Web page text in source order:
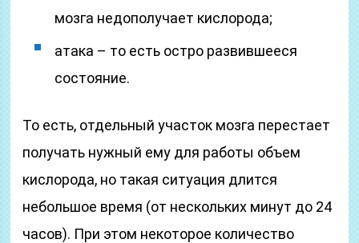
мозга недополучает кислорода;
атака – то есть остро развившееся
состояние.
То есть, отдельный участок мозга перестает
получать нужный ему для работы объем
кислорода, но такая ситуация длится
небольшое время (от нескольких минут до 24
часов). При этом некоторое количество